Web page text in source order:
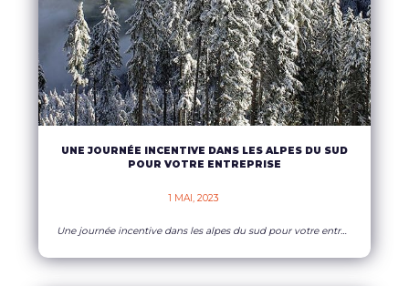
UNE JOURNÉE INCENTIVE DANS LES ALPES DU SUD
POUR VOTRE ENTREPRISE
1 MAI, 2023
Une journée incentive dans les alpes du sud pour votre entreprise Votre entreprise connaît une baisse de motivation de ses équipes ? Cet épisode, bien souvent passager, n’est pas anormal et se trouve commun à de nombreuses organisations. Après une période difficile durant laquelle vos équipes ont été mises à rude épreuve, la cohésion d’équipe